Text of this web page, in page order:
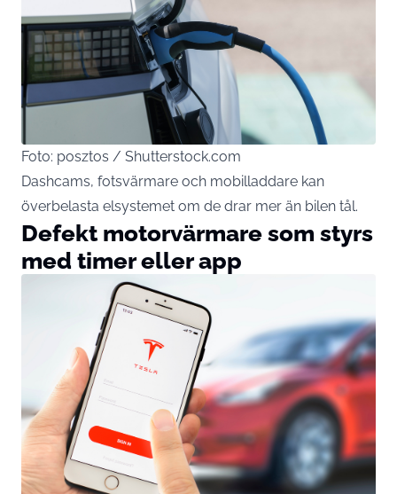
Foto: posztos / Shutterstock.com
Dashcams, fotsvärmare och mobilladdare kan
överbelasta elsystemet om de drar mer än bilen tål.
Defekt motorvärmare som styrs
med timer eller app